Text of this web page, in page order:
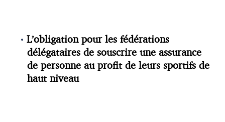
L’obligation pour les fédérations
délégataires de souscrire une assurance
de personne au profit de leurs sportifs de
haut niveau